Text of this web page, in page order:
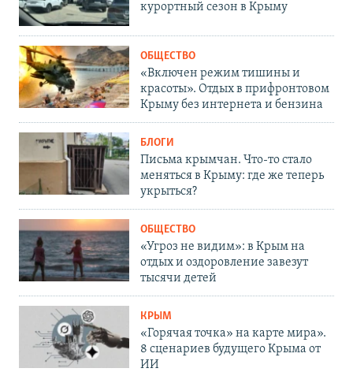
курортный сезон в Крыму
ОБЩЕСТВО
«Включен режим тишины и
красоты». Отдых в прифронтовом
Крыму без интернета и бензина
БЛОГИ
Письма крымчан. Что-то стало
меняться в Крыму: где же теперь
укрыться?
ОБЩЕСТВО
«Угроз не видим»: в Крым на
отдых и оздоровление завезут
тысячи детей
КРЫМ
«Горячая точка» на карте мира».
8 сценариев будущего Крыма от
ИИ